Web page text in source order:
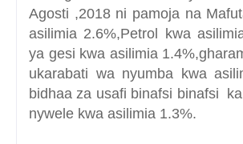
Agosti ,2018 ni pamoja na
asilimia 2.6%,Petrol kwa
ya gesi kwa asilimia
ukarabati wa nyumba kwa
bidhaa za usafi binafsi binafsi
nywele kwa asilimia 1.3%.